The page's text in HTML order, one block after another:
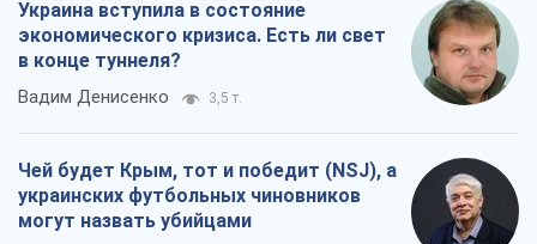
Украина вступила в состояние
экономического кризиса. Есть ли свет
в конце туннеля?
Вадим Денисенко 3,5 т.
Чей будет Крым, тот и победит (NSJ), а
украинских футбольных чиновников
могут назвать убийцами